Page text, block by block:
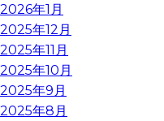
2026年1月
2025年12月
2025年11月
2025年10月
2025年9月
2025年8月